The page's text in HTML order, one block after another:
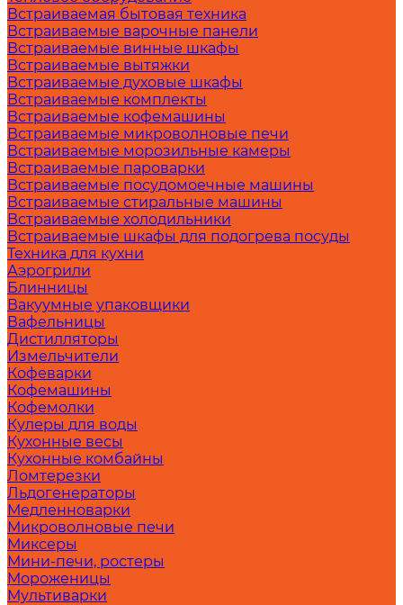
Встраиваемая бытовая техника
Встраиваемые варочные панели
Встраиваемые винные шкафы
Встраиваемые вытяжки
Встраиваемые духовые шкафы
Встраиваемые комплекты
Встраиваемые кофемашины
Встраиваемые микроволновые печи
Встраиваемые морозильные камеры
Встраиваемые пароварки
Встраиваемые посудомоечные машины
Встраиваемые стиральные машины
Встраиваемые холодильники
Встраиваемые шкафы для подогрева посуды
Техника для кухни
Аэрогрили
Блинницы
Вакуумные упаковщики
Вафельницы
Дистилляторы
Измельчители
Кофеварки
Кофемашины
Кофемолки
Кулеры для воды
Кухонные весы
Кухонные комбайны
Ломтерезки
Льдогенераторы
Медленноварки
Микроволновые печи
Миксеры
Мини-печи, ростеры
Мороженицы
Мультиварки